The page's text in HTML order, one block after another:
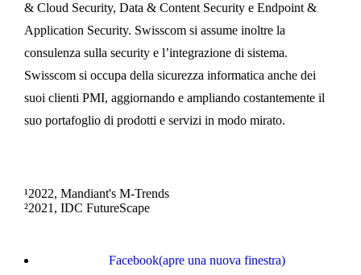
& Cloud Security, Data & Content Security e Endpoint &
Application Security. Swisscom si assume inoltre la
consulenza sulla security e l’integrazione di sistema.
Swisscom si occupa della sicurezza informatica anche dei
suoi clienti PMI, aggiornando e ampliando costantemente il
suo portafoglio di prodotti e servizi in modo mirato.
¹2022, Mandiant's M-Trends
²2021, IDC FutureScape
Facebook(apre una nuova finestra)